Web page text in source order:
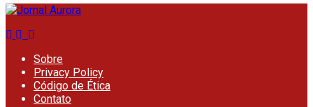
Sobre
Privacy Policy
Código de Ética
Contato